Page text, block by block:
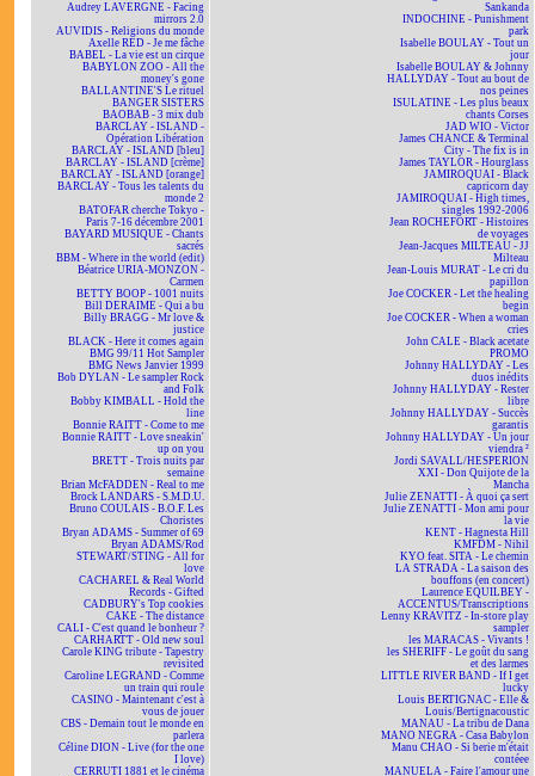
Audrey LAVERGNE - Facing
mirrors 2.0
AUVIDIS - Religions du monde
Axelle RED - Je me fâche
BABEL - La vie est un cirque
BABYLON ZOO - All the
money's gone
BALLANTINE'S Le rituel
BANGER SISTERS
BAOBAB - 3 mix dub
BARCLAY - ISLAND -
Opération Libération
BARCLAY - ISLAND [bleu]
BARCLAY - ISLAND [crème]
BARCLAY - ISLAND [orange]
BARCLAY - Tous les talents du
monde 2
BATOFAR cherche Tokyo -
Paris 7-16 décembre 2001
BAYARD MUSIQUE - Chants
sacrés
BBM - Where in the world (edit)
Béatrice URIA-MONZON -
Carmen
BETTY BOOP - 1001 nuits
Bill DERAIME - Qui a bu
Billy BRAGG - Mr love &
justice
BLACK - Here it comes again
BMG 99/11 Hot Sampler
BMG News Janvier 1999
Bob DYLAN - Le sampler Rock
and Folk
Bobby KIMBALL - Hold the
line
Bonnie RAITT - Come to me
Bonnie RAITT - Love sneakin'
up on you
BRETT - Trois nuits par
semaine
Brian McFADDEN - Real to me
Brock LANDARS - S.M.D.U.
Bruno COULAIS - B.O.F. Les
Choristes
Bryan ADAMS - Summer of 69
Bryan ADAMS/Rod
STEWART/STING - All for
love
CACHAREL & Real World
Records - Gifted
CADBURY's Top cookies
CAKE - The distance
CALI - C'est quand le bonheur ?
CARHARTT - Old new soul
Carole KING tribute - Tapestry
revisited
Caroline LEGRAND - Comme
un train qui roule
CASINO - Maintenant c'est à
vous de jouer
CBS - Demain tout le monde en
parlera
Céline DION - Live (for the one
I love)
CERRUTI 1881 et le cinéma
Sankanda
INDOCHINE - Punishment
park
Isabelle BOULAY - Tout un
jour
Isabelle BOULAY & Johnny
HALLYDAY - Tout au bout de
nos peines
ISULATINE - Les plus beaux
chants Corses
JAD WIO - Victor
James CHANCE & Terminal
City - The fix is in
James TAYLOR - Hourglass
JAMIROQUAI - Black
capricorn day
JAMIROQUAI - High times,
singles 1992-2006
Jean ROCHEFORT - Histoires
de voyages
Jean-Jacques MILTEAU - JJ
Milteau
Jean-Louis MURAT - Le cri du
papillon
Joe COCKER - Let the healing
begin
Joe COCKER - When a woman
cries
John CALE - Black acetate
PROMO
Johnny HALLYDAY - Les
duos inédits
Johnny HALLYDAY - Rester
libre
Johnny HALLYDAY - Succès
garantis
Johnny HALLYDAY - Un jour
viendra ²
Jordi SAVALL/HESPERION
XXI - Don Quijote de la
Mancha
Julie ZENATTI - À quoi ça sert
Julie ZENATTI - Mon ami pour
la vie
KENT - Hagnesta Hill
KMFDM - Nihil
KYO feat. SITA - Le chemin
LA STRADA - La saison des
bouffons (en concert)
Laurence EQUILBEY -
ACCENTUS/Transcriptions
Lenny KRAVITZ - In-store play
sampler
les MARACAS - Vivants !
les SHERIFF - Le goût du sang
et des larmes
LITTLE RIVER BAND - If I get
lucky
Louis BERTIGNAC - Elle &
Louis/Bertignacoustic
MANAU - La tribu de Dana
MANO NEGRA - Casa Babylon
Manu CHAO - Si berie m'était
contéee
MANUELA - Faire l'amour une